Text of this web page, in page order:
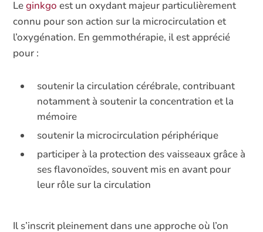
Leginkgo est un oxydant majeur particulièrement
connu pour son action sur la microcirculation et
l’oxygénation. En gemmothérapie, il est apprécié
pour :
soutenir la circulation cérébrale, contribuant
notamment à soutenir la concentration et la
mémoire
soutenir la microcirculation périphérique
participer à la protection des vaisseaux grâce à
ses flavonoïdes, souvent mis en avant pour
leur rôle sur la circulation
Il s’inscrit pleinement dans une approche où l’on